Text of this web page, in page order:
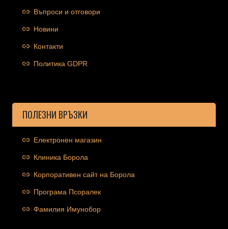
Въпроси и отговори
Новини
Контакти
Политика GDPR
ПОЛЕЗНИ ВРЪЗКИ
Електронен магазин
Клиника Борола
Корпоративен сайт на Борола
Програма Псоралек
Фамилия Имунобор